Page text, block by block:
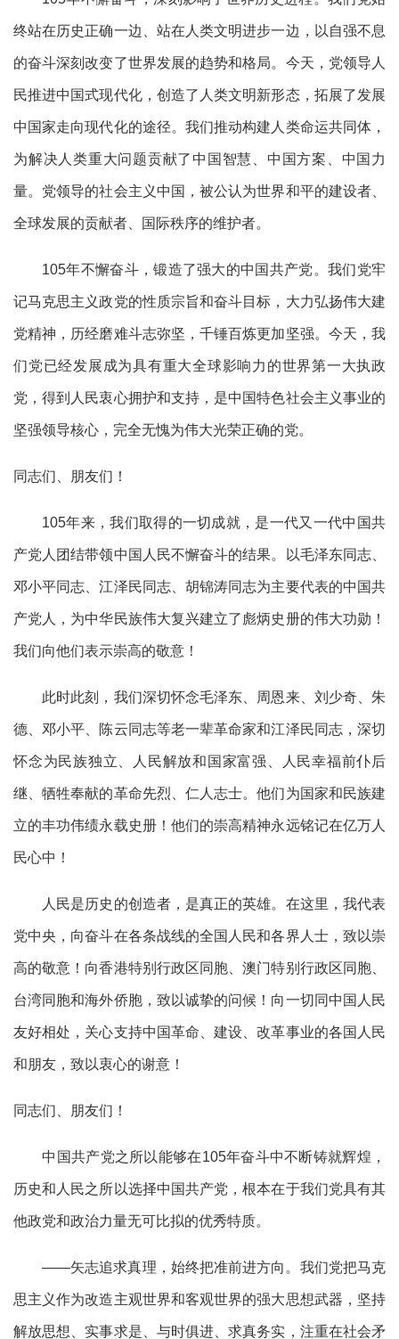
终站在历史正确一边、站在人类文明进步一边，以自强不息
的奋斗深刻改变了世界发展的趋势和格局。今天，党领导人
民推进中国式现代化，创造了人类文明新形态，拓展了发展
中国家走向现代化的途径。我们推动构建人类命运共同体，
为解决人类重大问题贡献了中国智慧、中国方案、中国力
量。党领导的社会主义中国，被公认为世界和平的建设者、
全球发展的贡献者、国际秩序的维护者。
105年不懈奋斗，锻造了强大的中国共产党。我们党牢
记马克思主义政党的性质宗旨和奋斗目标，大力弘扬伟大建
党精神，历经磨难斗志弥坚，千锤百炼更加坚强。今天，我
们党已经发展成为具有重大全球影响力的世界第一大执政
党，得到人民衷心拥护和支持，是中国特色社会主义事业的
坚强领导核心，完全无愧为伟大光荣正确的党。
同志们、朋友们！
105年来，我们取得的一切成就，是一代又一代中国共
产党人团结带领中国人民不懈奋斗的结果。以毛泽东同志、
邓小平同志、江泽民同志、胡锦涛同志为主要代表的中国共
产党人，为中华民族伟大复兴建立了彪炳史册的伟大功勋！
我们向他们表示崇高的敬意！
此时此刻，我们深切怀念毛泽东、周恩来、刘少奇、朱
德、邓小平、陈云同志等老一辈革命家和江泽民同志，深切
怀念为民族独立、人民解放和国家富强、人民幸福前仆后
继、牺牲奉献的革命先烈、仁人志士。他们为国家和民族建
立的丰功伟绩永载史册！他们的崇高精神永远铭记在亿万人
民心中！
人民是历史的创造者，是真正的英雄。在这里，我代表
党中央，向奋斗在各条战线的全国人民和各界人士，致以崇
高的敬意！向香港特别行政区同胞、澳门特别行政区同胞、
台湾同胞和海外侨胞，致以诚挚的问候！向一切同中国人民
友好相处，关心支持中国革命、建设、改革事业的各国人民
和朋友，致以衷心的谢意！
同志们、朋友们！
中国共产党之所以能够在105年奋斗中不断铸就辉煌，
历史和人民之所以选择中国共产党，根本在于我们党具有其
他政党和政治力量无可比拟的优秀特质。
——矢志追求真理，始终把准前进方向。我们党把马克
思主义作为改造主观世界和客观世界的强大思想武器，坚持
解放思想、实事求是、与时俱进、求真务实，注重在社会矛